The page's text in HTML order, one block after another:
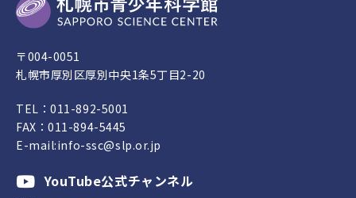
〒004-0051
札幌市厚別区厚別中央1条5丁目2-20
TEL：011-892-5001
FAX：011-894-5445
E-mail:info-ssc@slp.or.jp
YouTube公式チャンネル